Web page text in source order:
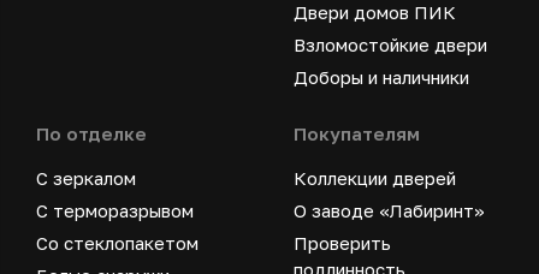
Двери домов ПИК
Взломостойкие двери
Доборы и наличники
По отделке
С зеркалом
С терморазрывом
Со стеклопакетом
Покупателям
Коллекции дверей
О заводе «Лабиринт»
Проверить
подлинность